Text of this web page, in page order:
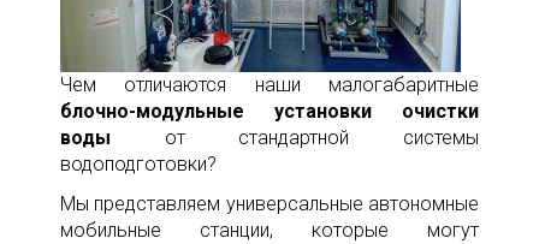
Чем отличаются наши малогабаритные
блочно-модульные установки очистки
воды от стандартной системы
водоподготовки?
Мы представляем универсальные автономные
мобильные станции, которые могут